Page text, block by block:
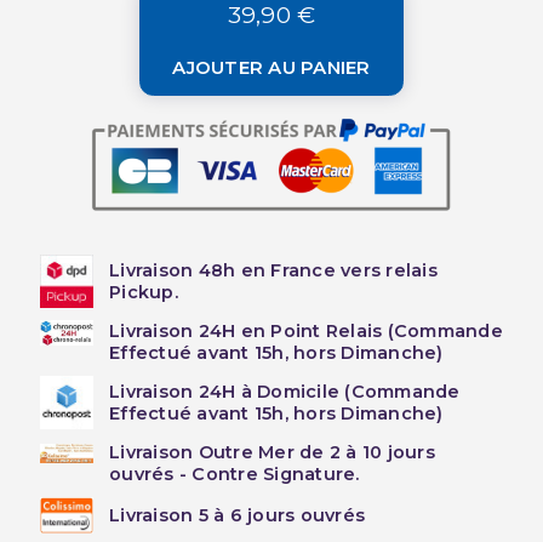
39,90 €
AJOUTER AU PANIER
Livraison 48h en France vers relais
Pickup.
Livraison 24H en Point Relais (Commande
Effectué avant 15h, hors Dimanche)
Livraison 24H à Domicile (Commande
Effectué avant 15h, hors Dimanche)
Livraison Outre Mer de 2 à 10 jours
ouvrés - Contre Signature.
Livraison 5 à 6 jours ouvrés